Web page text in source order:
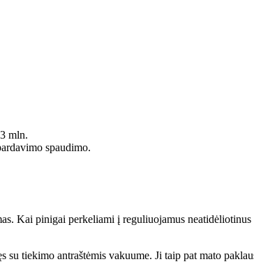
mln.
spaudimo.
Kai pinigai perkeliami į reguliuojamus
tiekimo antraštėmis vakuume. Ji taip pat mato